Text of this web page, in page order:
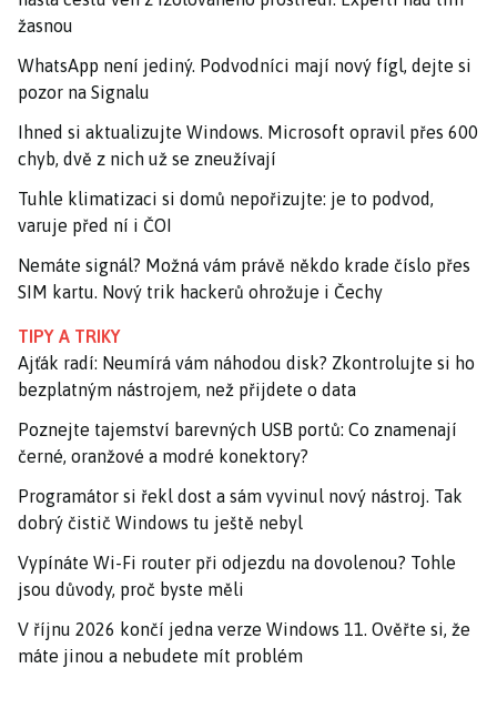
žasnou
WhatsApp není jediný. Podvodníci mají nový fígl, dejte si
pozor na Signalu
Ihned si aktualizujte Windows. Microsoft opravil přes 600
chyb, dvě z nich už se zneužívají
Tuhle klimatizaci si domů nepořizujte: je to podvod,
varuje před ní i ČOI
Nemáte signál? Možná vám právě někdo krade číslo přes
SIM kartu. Nový trik hackerů ohrožuje i Čechy
TIPY A TRIKY
Ajťák radí: Neumírá vám náhodou disk? Zkontrolujte si ho
bezplatným nástrojem, než přijdete o data
Poznejte tajemství barevných USB portů: Co znamenají
černé, oranžové a modré konektory?
Programátor si řekl dost a sám vyvinul nový nástroj. Tak
dobrý čistič Windows tu ještě nebyl
Vypínáte Wi-Fi router při odjezdu na dovolenou? Tohle
jsou důvody, proč byste měli
V říjnu 2026 končí jedna verze Windows 11. Ověřte si, že
máte jinou a nebudete mít problém